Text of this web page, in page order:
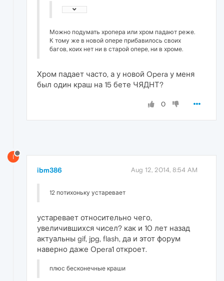
Можно подумать хропера или хром падают реже.
К тому же в новой опере прибавилось своих
багов, коих нет ни в старой опере, ни в хроме.
Хром падает часто, а у новой Opera у меня
был один краш на 15 бете ЧЯДНТ?
0
I
ibm386 Aug 12, 2014, 8:54 AM
12 потихоньку устаревает
устаревает относительно чего,
увеличившихся чисел? как и 10 лет назад
актуальны gif, jpg, flash, да и этот форум
наверно даже Opera1 откроет.
плюс бесконечные краши